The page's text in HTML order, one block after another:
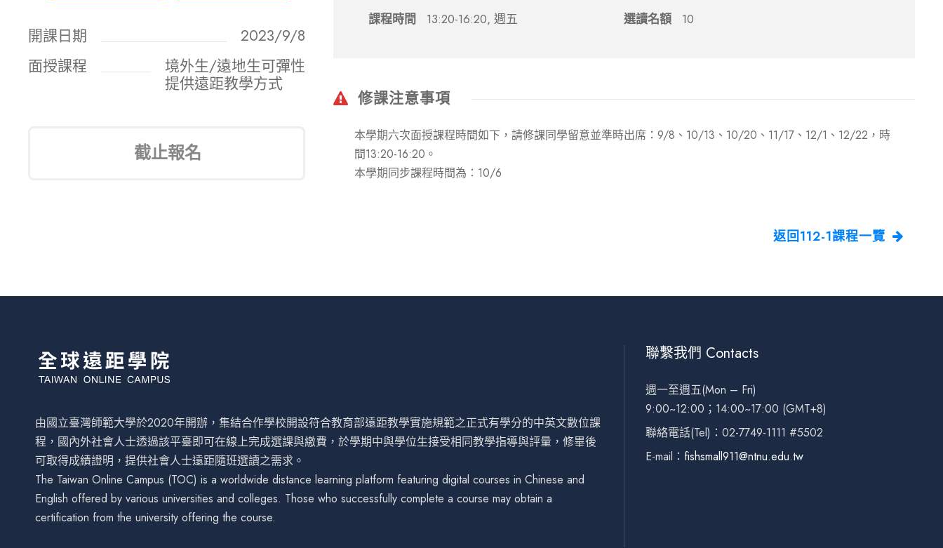
開課日期
2023/9/8
面授課程
境外生/遠地生可彈性
提供遠距教學方式
截止報名
課程時間
13:20-16:20, 週五 選讀名額 10
修課注意事項
本學期六次面授課程時間如下，請修課同學留意並準時出席：9/8、10/13、10/20、11/17、12/1、12/22，時
間13:20-16:20。
本學期同步課程時間為：10/6
返回112-1課程一覽
由國立臺灣師範大學於2020年開辦，集結合作學校開設符合教育部遠距教學實施規範之正式有學分的中英文數位課
程，國內外社會人士透過該平臺即可在線上完成選課與繳費，於學期中與學位生接受相同教學指導與評量，修畢後
可取得成績證明，提供社會人士遠距隨班選讀之需求。
The Taiwan Online Campus (TOC) is a worldwide distance learning platform featuring digital courses in Chinese and
English offered by various universities and colleges. Those who successfully complete a course may obtain a
certification from the university offering the course.
聯繫我們 Contacts
週一至週五(Mon – Fri)
9:00~12:00；14:00~17:00 (GMT+8)
聯絡電話(Tel)：02-7749-1111 #5502
E-mail： fishsmall911@ntnu.edu.tw